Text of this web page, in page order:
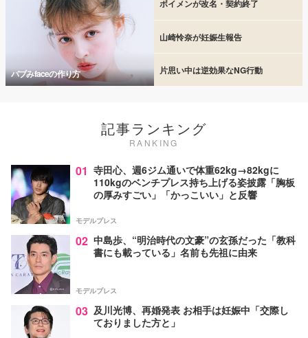
バブみfaceの作り方
ボイメンが改名・契約終了
山崎怜奈が妊娠生報告
片思い中は逆効果なNG行動
記事ランキング
RANKING
01 寺田心、週6ジム通いで体重62kg→82kgに
110kgのベンチプレス持ち上げる姿披露「胸板
の厚みすごい」「かっこいい」と反響
モデルプレス
02 中島歩、“明治時代の文豪”の玄孫だった「教科
書にも載っている」名前も先祖に由来
モデルプレス
03 及川光博、再婚発表 お相手は妊娠中「交際し
ておりました方と」